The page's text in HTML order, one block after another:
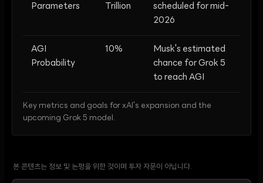
Parameters
Trillion
scheduled for mid-
2026
AGI
Probability
10%
Musk's estimated
chance for Grok 5
to reach AGI
Key metrics and goals for xAI's expansion and the
upcoming Grok 5 model.
본 콘텐츠는 정보 및 논평을 위한 것이며 투자 자문이 아닙니다.